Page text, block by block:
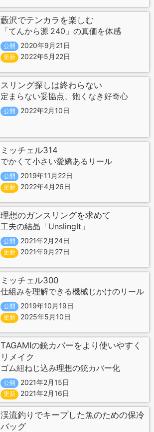
藪沢でテンカラを楽しむ
「てんから源 240」の真価を体感
公開 2020年9月21日
更新 2022年5月22日
スリング探しは終わらない
定まらない妥協点、飽くなき好奇心
公開 2022年2月10日
ミッチェル314
でかくて小さい愛嬌あるリール
公開 2019年11月22日
更新 2022年4月26日
理想のガンスリングを求めて
工夫の結晶「UnslingIt」
公開 2021年2月24日
更新 2021年9月27日
ミッチェル300
仕組みを理解できる機械じかけのリール
公開 2019年10月19日
更新 2025年5月10日
TAGAMIの銃カバーをより使いやすく
リメイク
ゴム紐ねじ込み理想の銃カバー化
公開 2021年2月15日
更新 2021年2月16日
渓流釣りでキープした魚のための保冷
バッグ